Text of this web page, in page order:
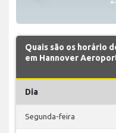
Quais são os horário
em Hannover
Dia
Segunda-feira